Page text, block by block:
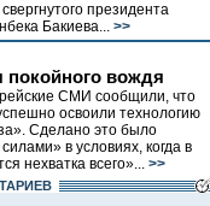
президента
Бакиева... >>
покойного вождя
СМИ сообщили, что
освоили технологию
Сделано это было
в условиях, когда в
нехватка всего»... >>